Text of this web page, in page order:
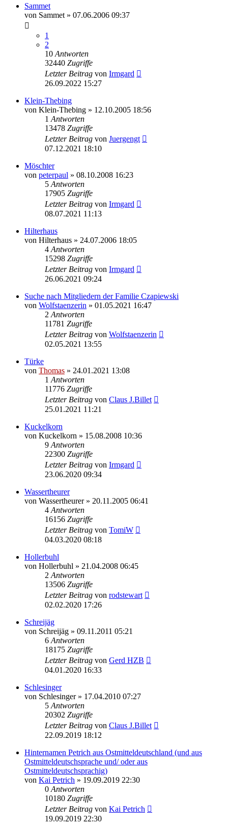
Sammet
von Sammet » 07.06.2006 09:37
1
2
10 Antworten
32440 Zugriffe
Letzter Beitrag von Irmgard
26.09.2022 15:27
Klein-Thebing
von Klein-Thebing » 12.10.2005 18:56
1 Antworten
13478 Zugriffe
Letzter Beitrag von Juergengt
07.12.2021 18:10
Möschter
von peterpaul » 08.10.2008 16:23
5 Antworten
17905 Zugriffe
Letzter Beitrag von Irmgard
08.07.2021 11:13
Hilterhaus
von Hilterhaus » 24.07.2006 18:05
4 Antworten
15298 Zugriffe
Letzter Beitrag von Irmgard
26.06.2021 09:24
Suche nach Mitgliedern der Familie Czapiewski
von Wolfstaenzerin » 01.05.2021 16:47
2 Antworten
11781 Zugriffe
Letzter Beitrag von Wolfstaenzerin
02.05.2021 13:55
Türke
von Thomas » 24.01.2021 13:08
1 Antworten
11776 Zugriffe
Letzter Beitrag von Claus J.Billet
25.01.2021 11:21
Kuckelkorn
von Kuckelkorn » 15.08.2008 10:36
9 Antworten
22300 Zugriffe
Letzter Beitrag von Irmgard
23.06.2020 09:34
Wassertheurer
von Wassertheurer» 20.11.2005 06:41
4 Antworten
16156 Zugriffe
Letzter Beitrag von TomiW
04.03.2020 08:18
Hollerbuhl
von Hollerbuhl » 21.04.2008 06:45
2 Antworten
13506 Zugriffe
Letzter Beitrag von rodstewart
02.02.2020 17:26
Schreijäg
von Schreijäg » 09.11.2011 05:21
6 Antworten
18175 Zugriffe
Letzter Beitrag von Gerd HZB
04.01.2020 16:33
Schlesinger
von Schlesinger» 17.04.2010 07:27
5 Antworten
20302 Zugriffe
Letzter Beitrag von Claus J.Billet
22.09.2019 18:12
Hinternamen Petrich aus Ostmitteldeutschland (und aus
Ostmitteldeutschsprache und/ oder aus
Ostmitteldeutschsprachig)
von Kai Petrich » 19.09.2019 22:30
0 Antworten
10180 Zugriffe
Letzter Beitrag von Kai Petrich
19.09.2019 22:30